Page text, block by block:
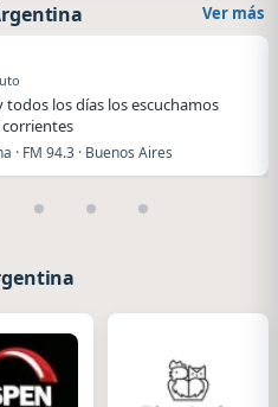
Ver más
todos los días los escuchamos
· FM 94.3 · Buenos Aires